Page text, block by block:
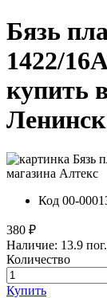
Бязь
1422/
купить
Код 00-
380 ₽
Наличие: 13.9
Количество
Купить